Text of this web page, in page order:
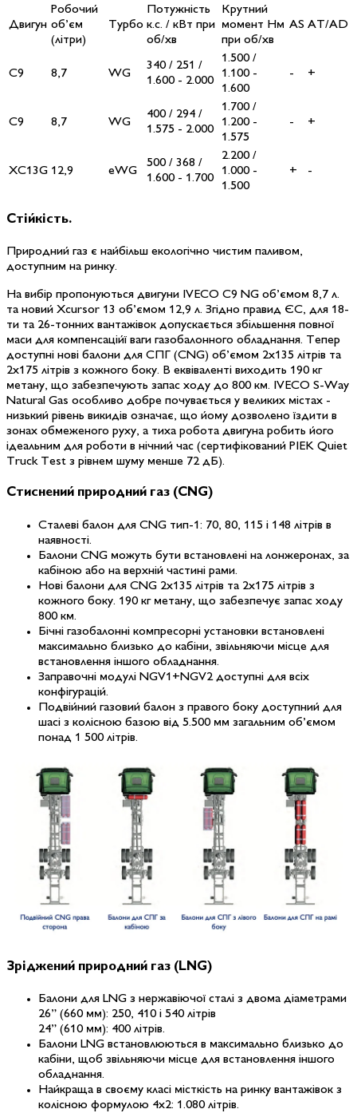
Двигун
Робочий
об’єм
(літри)
Турбо
Потужність
к.с. / кВт при
об/хв
Крутний
момент Нм
при об/хв
AS AT/AD
C9 8,7 WG
340 / 251 /
1.600 - 2.000
1.500 /
1.100 -
1.600
- +
C9 8,7 WG
400 / 294 /
1.575 - 2.000
1.700 /
1.200 -
1.575
- +
XC13G 12,9 eWG
500 / 368 /
1.600 - 1.700
2.200 /
1.000 -
1.500
+ -
Стійкість.
Природний газ є найбільш екологічно чистим паливом,
доступним на ринку.
На вибір пропонуються двигуни IVECO C9 NG об’ємом 8,7 л.
та новий Xcursor 13 об’ємом 12,9 л. Згідно правид ЄС, для 18-
ти та 26-тонних вантажівок допускається збільшення повної
маси для компенсаційї ваги газобалонного обладнання. Тепер
доступні нові балони для СПГ (CNG) об’ємом 2х135 літрів та
2х175 літрів з кожного боку. В еквіваленті виходить 190 кг
метану, що забезпечують запас ходу до 800 км. IVECO S-Way
Natural Gas особливо добре почувається у великих містах -
низький рівень викидів означає, що йому дозволено їздити в
зонах обмеженого руху, а тиха робота двигуна робить його
ідеальним для роботи в нічний час (сертифікований PIEK Quiet
Truck Test з рівнем шуму менше 72 дБ).
Стиснений природний газ (CNG)
Сталеві балон для CNG тип-1: 70, 80, 115 і 148 літрів в
наявності.
Балони CNG можуть бути встановлені на лонжеронах, за
кабіною або на верхній частині рами.
Нові балони для CNG 2х135 літрів та 2х175 літрів з
кожного боку. 190 кг метану, що забезпечує запас ходу
800 км.
Бічні газобалонні компресорні установки встановлені
максимально близько до кабіни, звільняючи місце для
встановлення іншого обладнання.
Заправочні модулі NGV1+NGV2 доступні для всіх
конфігурацій.
Подвійний газовий балон з правого боку доступний для
шасі з колісною базою від 5.500 мм загальним об’ємом
понад 1 500 літрів.
Зріджений природний газ (LNG)
Балони для LNG з нержавіючої сталі з двома діаметрами
26” (660 мм): 250, 410 і 540 літрів
24” (610 мм): 400 літрів.
Балони LNG встановлюються в максимально близько до
кабіни, щоб звільняючи місце для встановлення іншого
обладнання.
Найкраща в своєму класі місткість на ринку вантажівок з
колісною формулою 4х2: 1.080 літрів.